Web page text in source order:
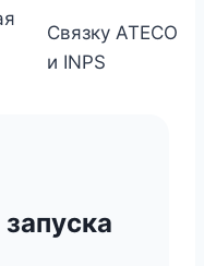
Связку ATECO
и INPS